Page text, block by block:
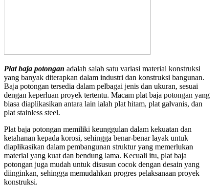
Plat baja potongan adalah salah satu variasi material konstruksi
yang banyak diterapkan dalam industri dan konstruksi bangunan.
Baja potongan tersedia dalam pelbagai jenis dan ukuran, sesuai
dengan keperluan proyek tertentu. Macam plat baja potongan yang
biasa diaplikasikan antara lain ialah plat hitam, plat galvanis, dan
plat stainless steel.
Plat baja potongan memiliki keunggulan dalam kekuatan dan
ketahanan kepada korosi, sehingga benar-benar layak untuk
diaplikasikan dalam pembangunan struktur yang memerlukan
material yang kuat dan bendung lama. Kecuali itu, plat baja
potongan juga mudah untuk disusun cocok dengan desain yang
diinginkan, sehingga memudahkan progres pelaksanaan proyek
konstruksi.